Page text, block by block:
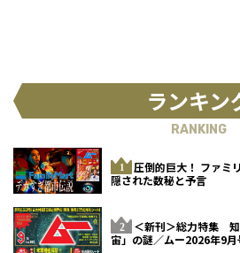
ランキン
RANKING
圧倒的巨大！ ファミ
隠された数秘と予言
＜新刊＞総力特集
宙」の謎／ムー2026年9